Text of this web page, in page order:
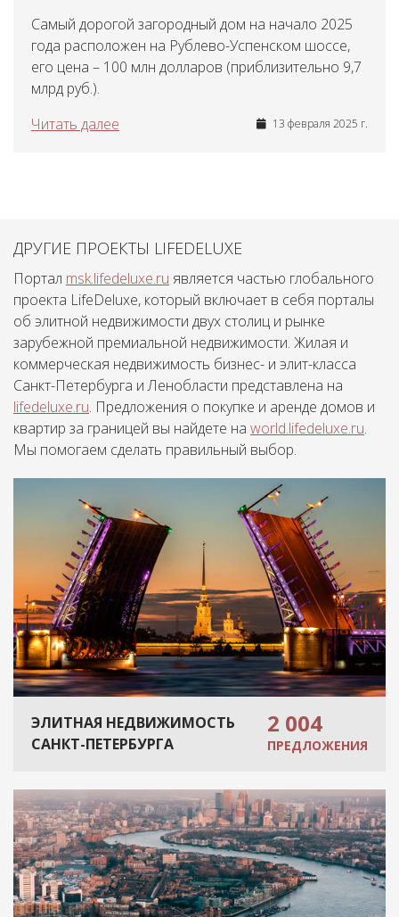
Самый дорогой загородный дом на начало 2025
года расположен на Рублево-Успенском шоссе,
его цена – 100 млн долларов (приблизительно 9,7
млрд руб.).
Читать далее
13 февраля 2025 г.
ДРУГИЕ ПРОЕКТЫ LIFEDELUXE
Портал msk.lifedeluxe.ru является частью глобального
проекта LifeDeluxe, который включает в себя порталы
об элитной недвижимости двух столиц и рынке
зарубежной премиальной недвижимости. Жилая и
коммерческая недвижимость бизнес- и элит-класса
Санкт-Петербурга и Ленобласти представлена на
lifedeluxe.ru. Предложения о покупке и аренде домов и
квартир за границей вы найдете на world.lifedeluxe.ru.
Мы помогаем сделать правильный выбор.
ЭЛИТНАЯ НЕДВИЖИМОСТЬ
САНКТ-ПЕТЕРБУРГА
2 004
ПРЕДЛОЖЕНИЯ